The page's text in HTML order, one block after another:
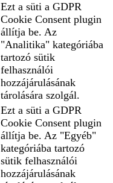
Ezt a süti a GDPR
Cookie Consent plugin
állítja be. Az
"Analitika" kategóriába
tartozó sütik
felhasználói
hozzájárulásának
tárolására szolgál.
Ezt a süti a GDPR
Cookie Consent plugin
állítja be. Az "Egyéb"
kategóriába tartozó
sütik felhasználói
hozzájárulásának